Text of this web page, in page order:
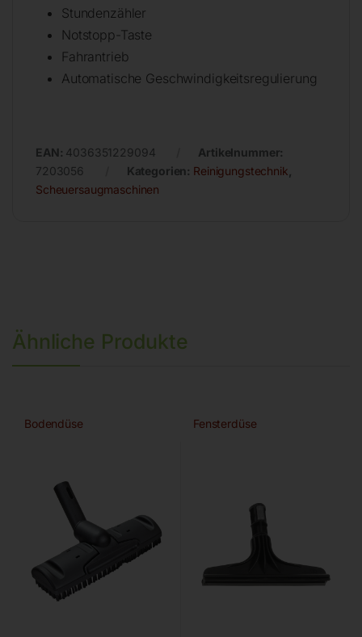
Stundenzähler
Notstopp-Taste
Fahrantrieb
Automatische Geschwindigkeitsregulierung
EAN: 4036351229094
Artikelnummer:
7203056
Kategorien: Reinigungstechnik
Scheuersaugmaschinen
Ähnliche Produkte
Bodendüse Fensterdüse